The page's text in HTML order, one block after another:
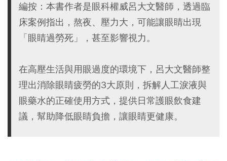
編按：本書作者是眼科權威呂大文醫師，透過臨
床案例指出，熬夜、壓力大，可能讓眼睛出現
「眼睛過勞死」，甚至影響視力。
在高壓生活與用眼過度的環境下，呂大文醫師整
理出消除眼睛疲勞的3大原則，拆解人工淚液與
眼藥水的正確使用方式，提供日常護眼飲食建
議，幫助降低眼睛負擔，讓眼睛更健康。